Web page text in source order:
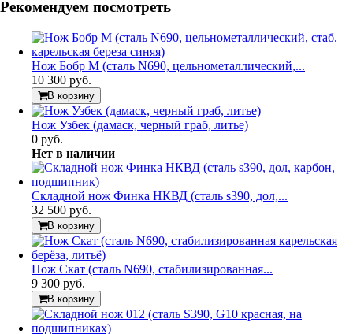
Рекомендуем посмотреть
Нож Бобр М (сталь N690, цельнометаллический,...
10 300 руб.
В корзину
Нож Узбек (дамаск, черный граб, литье)
0 руб.
Нет в наличии
Складной нож Финка НКВД (сталь s390, дол,...
32 500 руб.
В корзину
Нож Скат (сталь N690, стабилизированная...
9 300 руб.
В корзину